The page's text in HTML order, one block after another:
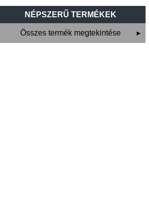
NÉPSZERŰ TERMÉKEK
Összes termék megtekintése ▸